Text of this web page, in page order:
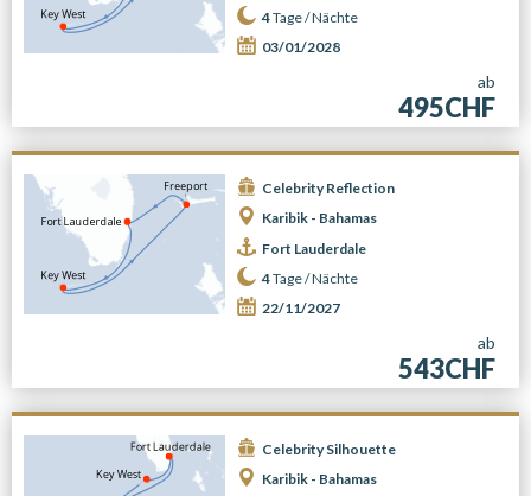
4Tage /Nächte
03/01/2028
ab
495CHF
Celebrity Reflection
Karibik - Bahamas
Fort Lauderdale
4Tage /Nächte
22/11/2027
ab
543CHF
Celebrity Silhouette
Karibik - Bahamas